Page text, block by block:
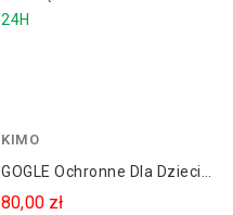
24H
czerwony
niebieski
zielony
KIMO
GOGLE Ochronne Dla Dzieci
KIMO CROSS / QUAD
80,00 zł